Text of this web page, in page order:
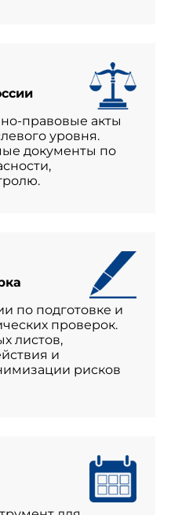
правовые акты
уровня.
документы по
по подготовке и
проверок.
листов,
и
рисков